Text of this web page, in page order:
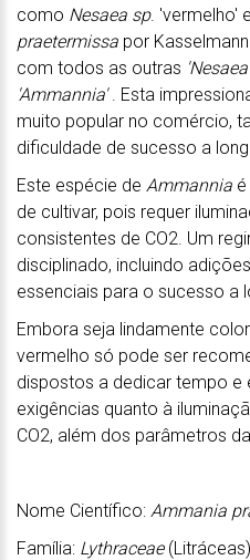
como Nesaea sp. 'vermelho'
praetermissa por
com todos as outras 'Nesaea'
'Ammannia'. Esta
muito popular no comércio,
dificuldade de sucesso a
Este espécie de Ammannia
de cultivar, pois requer
consistentes de CO2. Um
disciplinado, incluindo
essenciais para o sucesso a
Embora seja lindamente
vermelho só pode ser
dispostos a dedicar tempo e
exigências quanto à
CO2, além dos parâmetros
Nome Científico: Ammania
Família: Lythraceae (Litráceas)